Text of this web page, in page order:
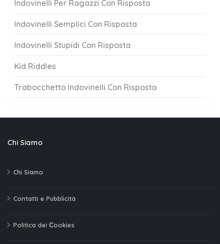
Indovinelli Per Ragazzi Con Risposta
Indovinelli Semplici Con Risposta
Indovinelli Stupidi Con Risposta
Kid Riddles
Trabocchetto Indovinelli Con Risposta
Chi Siamo
Chi Siamo
Contatti e Pubblicità
Politica dei Сookies